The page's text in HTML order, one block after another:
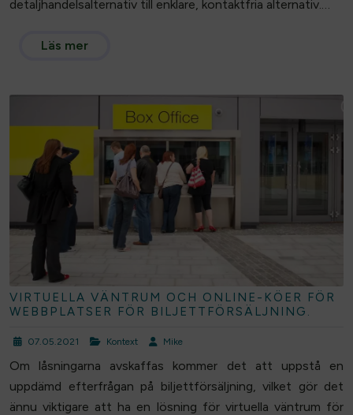
detaljhandelsalternativ till enklare, kontaktfria alternativ.…
Läs mer
VIRTUELLA VÄNTRUM OCH ONLINE-KÖER FÖR
WEBBPLATSER FÖR BILJETTFÖRSÄLJNING.
07.05.2021 Kontext Mike
Om låsningarna avskaffas kommer det att uppstå en
uppdämd efterfrågan på biljettförsäljning, vilket gör det
ännu viktigare att ha en lösning för virtuella väntrum för